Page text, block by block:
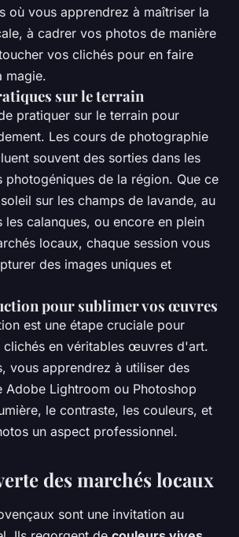
où vous apprendrez à maîtriser la
à cadrer vos photos de manière
vos clichés pour en faire
magie.
sur le terrain
pratiquer sur le terrain pour
Les cours de photographie
souvent des sorties dans les
photogéniques de la région. Que ce
sur les champs de lavande, au
les calanques, ou encore en plein
locaux, chaque session vous
des images uniques et
pour sublimer vos œuvres
est une étape cruciale pour
clichés en véritables œuvres d'art.
vous apprendrez à utiliser des
Adobe Lightroom ou Photoshop
le contraste, les couleurs, et
un aspect professionnel.
des marchés locaux
sont une invitation au